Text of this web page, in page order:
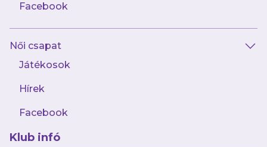
Facebook
Női csapat
Játékosok
Hírek
Facebook
Klub infó